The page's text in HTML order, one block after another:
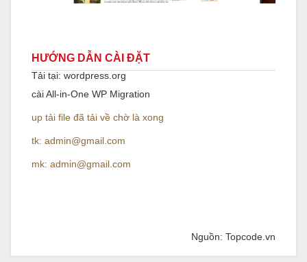
HƯỚNG DẪN CÀI ĐẶT
Tải tại: wordpress.org
cài All-in-One WP Migration
up tải file đã tải về chờ là xong
tk: admin@gmail.com
mk: admin@gmail.com
Nguồn: Topcode.vn